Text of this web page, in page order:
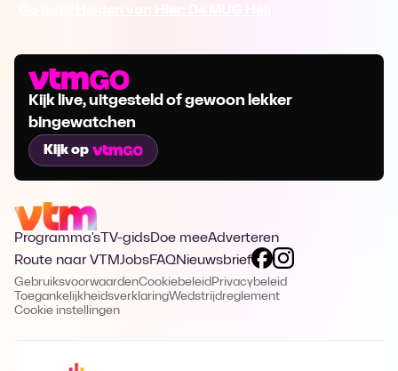
Kijk live, uitgesteld of gewoon lekker
bingewatchen
Kijk op
Programma's TV-gidsDoe meeAdverteren
Route naar VTMJobsFAQNieuwsbrief
GebruiksvoorwaardenCookiebeleid Privacybeleid
ToegankelijkheidsverklaringWedstrijdreglement
Cookie instellingen